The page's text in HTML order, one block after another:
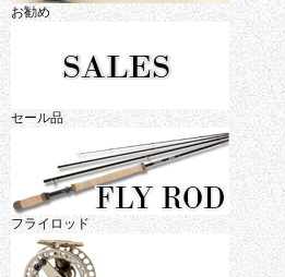
お勧め
セール品
フライロッド